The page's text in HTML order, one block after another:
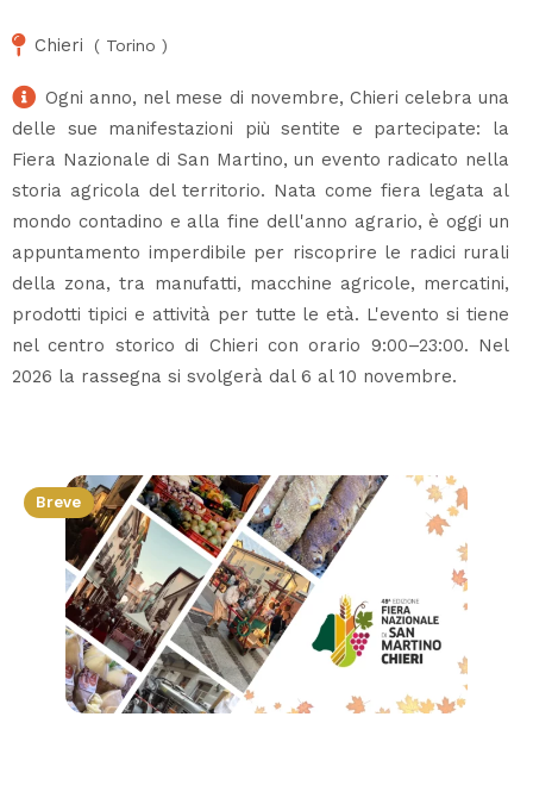
Chieri ( Torino )
Ogni anno, nel mese di novembre, Chieri celebra una
delle sue manifestazioni più sentite e partecipate: la
Fiera Nazionale di San Martino, un evento radicato nella
storia agricola del territorio. Nata come fiera legata al
mondo contadino e alla fine dell'anno agrario, è oggi un
appuntamento imperdibile per riscoprire le radici rurali
della zona, tra manufatti, macchine agricole, mercatini,
prodotti tipici e attività per tutte le età. L'evento si tiene
nel centro storico di Chieri con orario 9:00–23:00. Nel
2026 la rassegna si svolgerà dal 6 al 10 novembre.
Breve